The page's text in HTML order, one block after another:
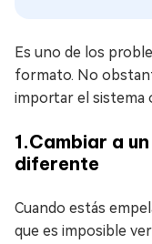
Es uno de los
formato. No
importar el sistema
1.Cambiar a
diferente
Cuando estás
que es imposible